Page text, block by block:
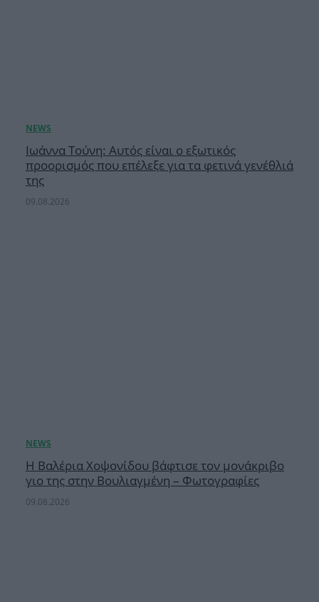
Ιωάννα Τούνη: Αυτός είναι ο εξωτικός
προορισμός που επέλεξε για τα φετινά γενέθλιά
της
09.08.2026
H Βαλέρια Χοψονίδου βάφτισε τον μονάκριβο
γιο της στην Βουλιαγμένη – Φωτογραφίες
09.08.2026